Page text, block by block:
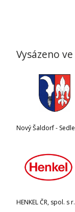
Vysázeno
HENKEL ČR, spol. s